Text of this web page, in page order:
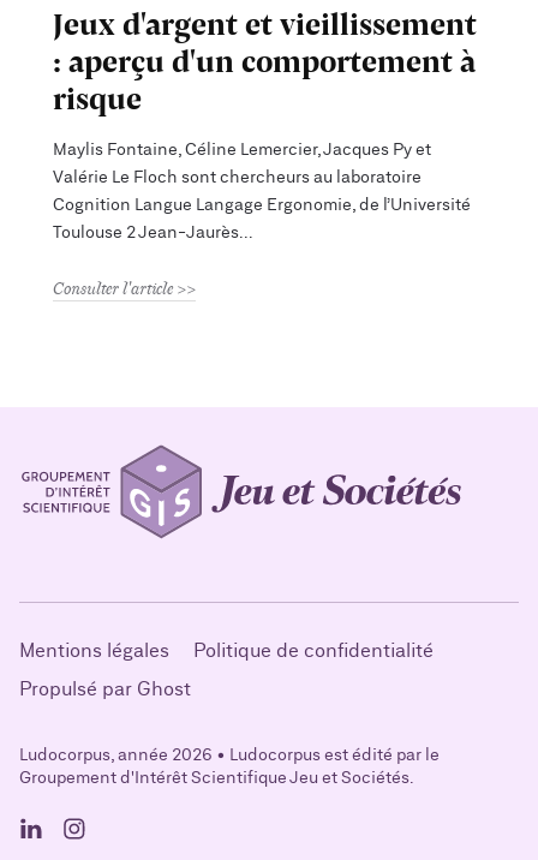
Jeux d'argent et vieillissement
: aperçu d'un comportement à
risque
Maylis Fontaine, Céline Lemercier, Jacques Py et
Valérie Le Floch sont chercheurs au laboratoire
Cognition Langue Langage Ergonomie, de l’Université
Toulouse 2 Jean-Jaurès
Consulter l'article
Mentions légales
Politique de confidentialité
Propulsé par Ghost
Ludocorpus, année 2026 • Ludocorpus est édité par le
Groupement d'Intérêt Scientifique Jeu et Sociétés.